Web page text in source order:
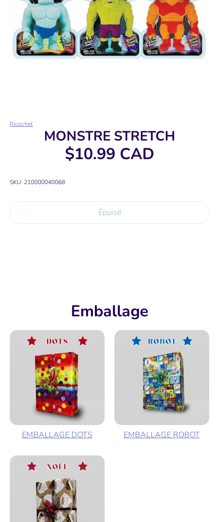
Ricochet
MONSTRE STRETCH
$10.99 CAD
SKU: 210000040068
Épuisé
Emballage
EMBALLAGE DOTS EMBALLAGE ROBOT